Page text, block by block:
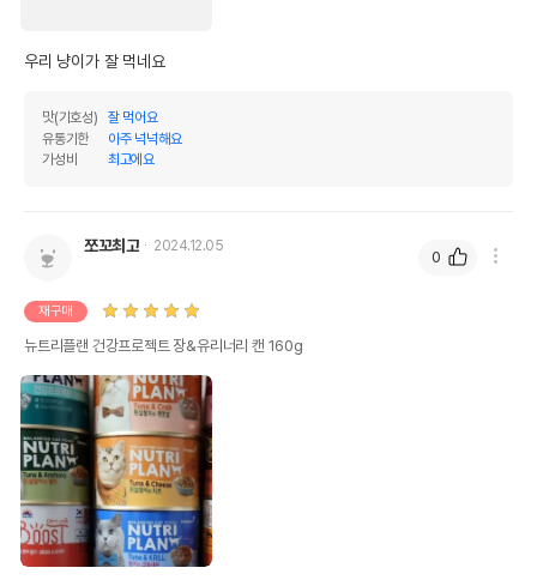
우리 냥이가 잘 먹네요
맛(기호성)
잘 먹어요
유통기한
아주 넉넉해요
가성비
최고에요
쪼꼬최고 2024.12.05
재구매
뉴트리플랜 건강프로젝트 장&유리너리 캔 160g
0